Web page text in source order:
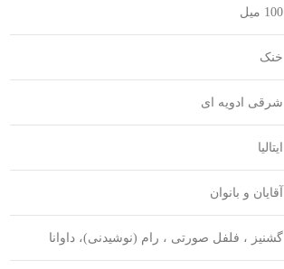
100 میل
خنک
شرقی ادویه ای
ایتالیا
آقایان و بانوان
گشنیز ، فلفل صورتی ، رام (نوشیدنی)، داوانا